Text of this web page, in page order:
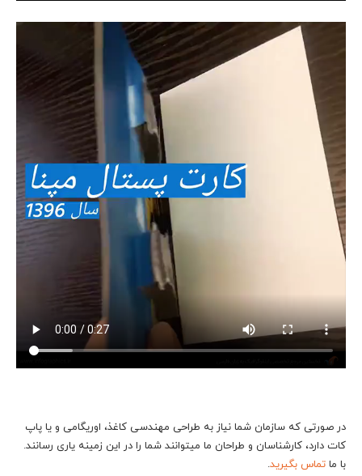
در صورتی که سازمان شما نیاز به طراحی مهندسی کاغذ، اوریگامی و یا پاپ
کات دارد، کارشناسان و طراحان ما می‎توانند شما را در این زمینه یاری رسانند.
با ما تماس بگیرید.